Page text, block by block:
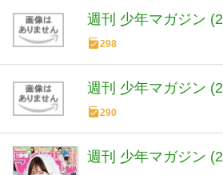
週刊 少年マガジン
298
週刊 少年マガジン
290
週刊 少年マガジン